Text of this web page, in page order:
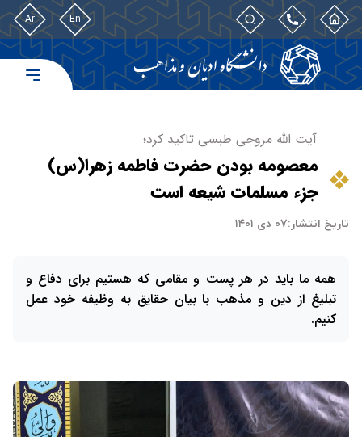
En
Ar
آیت الله مروجی طبسی تاکید کرد؛
معصومه بودن حضرت فاطمه زهرا(س)
جزء مسلمات شیعه است
تاریخ انتشار:۰۷ دی ۱۴۰۱
همه ما باید در هر پست و مقامی که هستیم برای دفاع و
تبلیغ از دین و مذهب با بیان حقایق به وظیفه خود عمل
کنیم.